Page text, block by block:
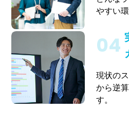
やすい
現状の
から逆
す。